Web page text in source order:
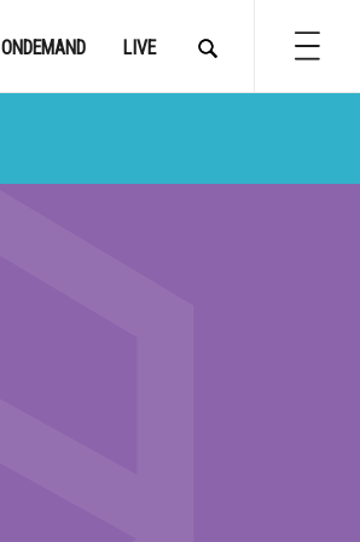
LIVE
ONDEMAND